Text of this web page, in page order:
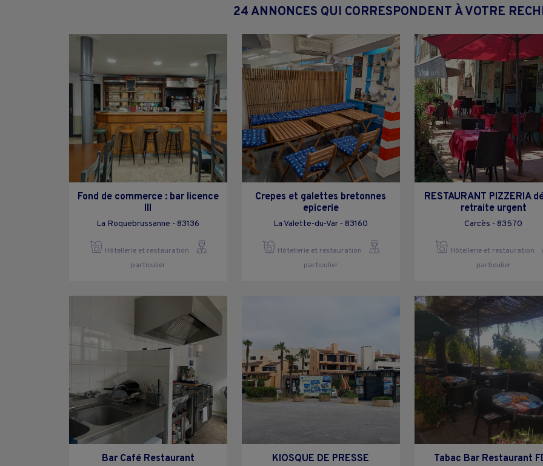
24 ANNONCES QUI CORRESPONDENT À VOTRE
Fond de commerce : bar licence
III
La Roquebrussanne - 83136
Hôtellerie et restauration
particulier
Crepes et galettes bretonnes
epicerie
La Valette-du-Var - 83160
Hôtellerie et restauration
particulier
RESTAURANT PIZZERIA
retraite urgent
Carcès - 83570
Hôtellerie et restauration
particulier
Bar Café Restaurant KIOSQUE DE PRESSE Tabac Bar Restaurant